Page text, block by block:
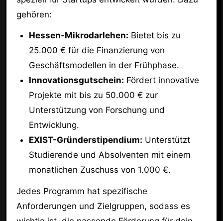
gehören:
Hessen-Mikrodarlehen: Bietet bis zu
25.000 € für die Finanzierung von
Geschäftsmodellen in der Frühphase.
Innovationsgutschein: Fördert innovative
Projekte mit bis zu 50.000 € zur
Unterstützung von Forschung und
Entwicklung.
EXIST-Gründerstipendium: Unterstützt
Studierende und Absolventen mit einem
monatlichen Zuschuss von 1.000 €.
Jedes Programm hat spezifische
Anforderungen und Zielgruppen, sodass es